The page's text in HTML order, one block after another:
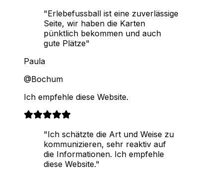
"Erlebefussball ist eine zuverlässige
Seite, wir haben die Karten
pünktlich bekommen und auch
gute Plätze"
Paula
@Bochum
Ich empfehle diese Website.
"Ich schätzte die Art und Weise zu
kommunizieren, sehr reaktiv auf
die Informationen. Ich empfehle
diese Website."